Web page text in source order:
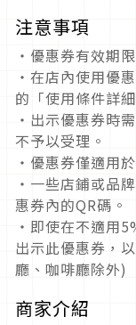
注意事項
・優惠券有效期
・在店內使用優
的「使用條件詳
・出示優惠券時
不予以受理。
・優惠券僅適用
・一些店鋪或品
惠券內的QR碼。
・即使在不適用
出示此優惠券，
廳、咖啡廳除外)
商家介紹